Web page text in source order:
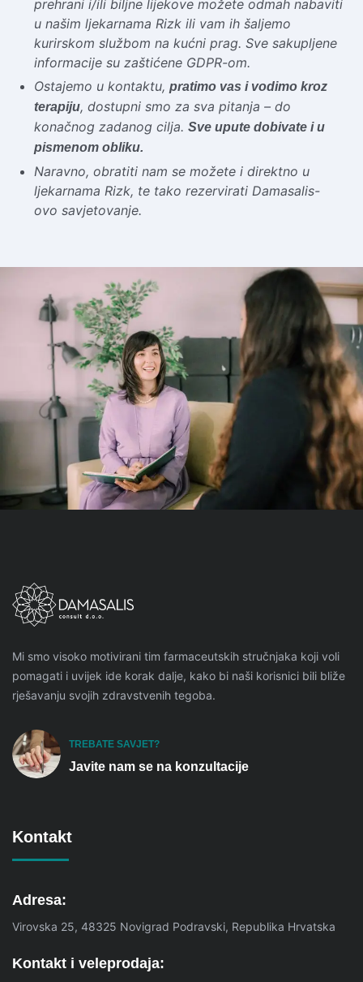
prehrani i/ili biljne lijekove možete odmah nabaviti
u našim ljekarnama Rizk ili vam ih šaljemo
kurirskom službom na kućni prag. Sve sakupljene
informacije su zaštićene GDPR-om.
Ostajemo u kontaktu, pratimo vas i vodimo kroz
terapiju, dostupni smo za sva pitanja – do
konačnog zadanog cilja. Sve upute dobivate i u
pismenom obliku.
Naravno, obratiti nam se možete i direktno u
ljekarnama Rizk, te tako rezervirati Damasalis-
ovo savjetovanje.
Mi smo visoko motivirani tim farmaceutskih stručnjaka koji voli
pomagati i uvijek ide korak dalje, kako bi naši korisnici bili bliže
rješavanju svojih zdravstvenih tegoba.
TREBATE SAVJET?
Javite nam se na konzultacije
Kontakt
Adresa:
Virovska 25, 48325 Novigrad Podravski, Republika Hrvatska
Kontakt i veleprodaja: